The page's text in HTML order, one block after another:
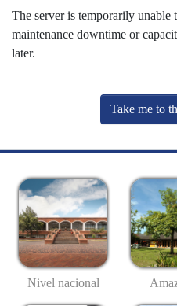
The server is temporarily unable
maintenance downtime or
later.
Take me to
Nivel nacional